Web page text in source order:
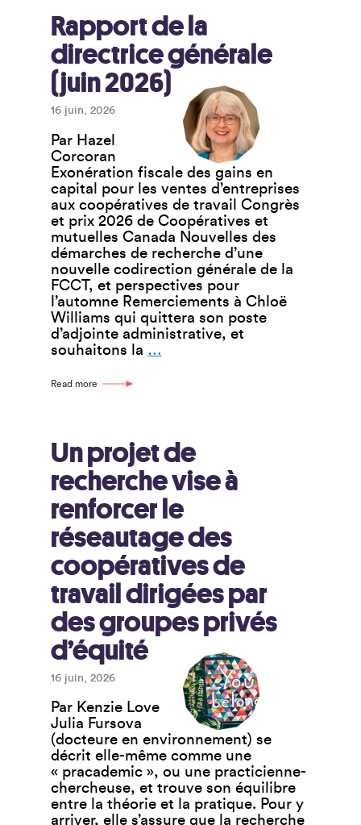
Rapport de la
directrice générale
(juin 2026)
16 juin, 2026
Par Hazel
Corcoran
Exonération fiscale des gains en
capital pour les ventes d’entreprises
aux coopératives de travail Congrès
et prix 2026 de Coopératives et
mutuelles Canada Nouvelles des
démarches de recherche d’une
nouvelle codirection générale de la
FCCT, et perspectives pour
l’automne Remerciements à Chloë
Williams qui quittera son poste
d’adjointe administrative, et
souhaitons la …
2026)
Read more
Un projet de
recherche vise à
renforcer le
réseautage des
coopératives de
travail dirigées par
des groupes privés
d’équité
16 juin, 2026
Par Kenzie Love
Julia Fursova
(docteure en environnement) se
décrit elle-même comme une
« pracademic », ou une practicienne-
chercheuse, et trouve son équilibre
entre la théorie et la pratique. Pour y
arriver, elle s’assure que la recherche